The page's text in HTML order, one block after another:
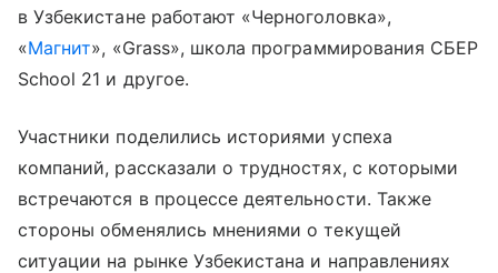
в Узбекистане работают «Черноголовка»,
«Магнит», «Grass», школа программирования СБЕР
School 21 и другое.
Участники поделились историями успеха
компаний, рассказали о трудностях, с которыми
встречаются в процессе деятельности. Также
стороны обменялись мнениями о текущей
ситуации на рынке Узбекистана и направлениях